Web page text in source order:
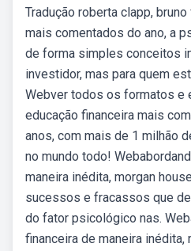
Tradução roberta clapp,
mais comentados do ano, a
de forma simples conceitos
investidor, mas para quem
Webver todos os formatos e
educação financeira mais
anos, com mais de 1 milhão
no mundo todo!
maneira inédita, morgan
sucessos e fracassos que
do fator psicológico nas.
financeira de maneira